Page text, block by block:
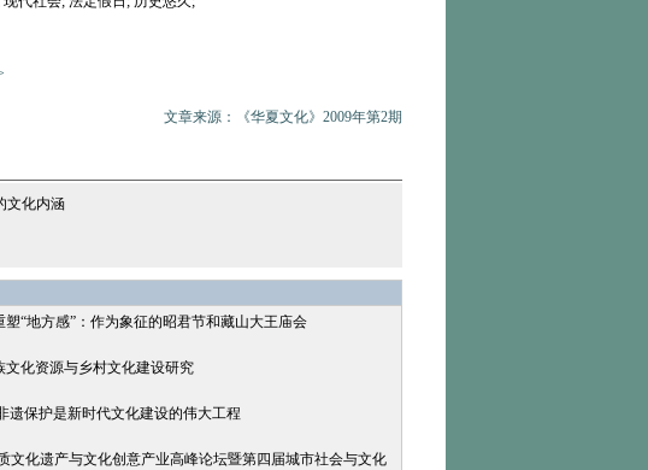
文章来源：《华夏文化》2009年第2期
文化内涵
塑“地方感”：作为象征的昭君节和藏山大王庙会
文化资源与乡村文化建设研究
遗保护是新时代文化建设的伟大工程
文化遗产与文化创意产业高峰论坛暨第四届城市社会与文化